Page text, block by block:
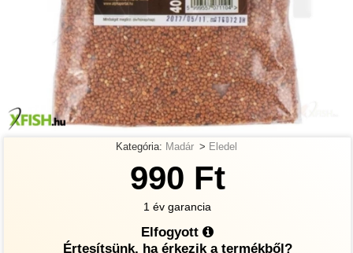
Kategória: Madár > Eledel
990 Ft
1 év garancia
Elfogyott
Értesítsünk, ha érkezik a termékből?